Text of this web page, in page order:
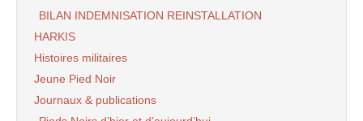
BILAN INDEMNISATION REINSTALLATION
HARKIS
Histoires militaires
Jeune Pied Noir
Journaux & publications